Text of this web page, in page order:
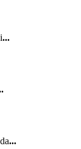
...
...